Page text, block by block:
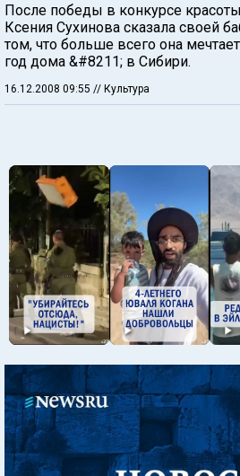
После победы в конкурсе
Ксения Сухинова сказала своей
том, что больше всего она
год дома &#8211; в Сибири.
16.12.2008 09:55 // Культура